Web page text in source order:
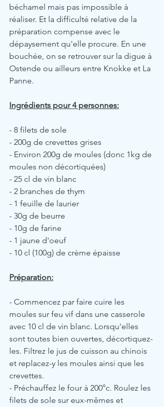
béchamel mais pas impossible à
réaliser. Et la difficulté relative de la
préparation compense avec le
dépaysement qu'elle procure. En une
bouchée, on se retrouver sur la digue à
Ostende ou ailleurs entre Knokke et La
Panne.
Ingrédients pour 4 personnes:
- 8 filets de sole
- 200g de crevettes grises
- Environ 200g de moules (donc 1kg de
moules non décortiquées)
- 25 cl de vin blanc
- 2 branches de thym
- 1 feuille de laurier
- 30g de beurre
- 10g de farine
- 1 jaune d'oeuf
- 10 cl (100g) de crème épaisse
Préparation:
- Commencez par faire cuire les
moules sur feu vif dans une casserole
avec 10 cl de vin blanc. Lorsqu'elles
sont toutes bien ouvertes, décortiquez-
les. Filtrez le jus de cuisson au chinois
et replacez-y les moules ainsi que les
crevettes.
- Préchauffez le four à 200°c. Roulez les
filets de sole sur eux-mêmes et